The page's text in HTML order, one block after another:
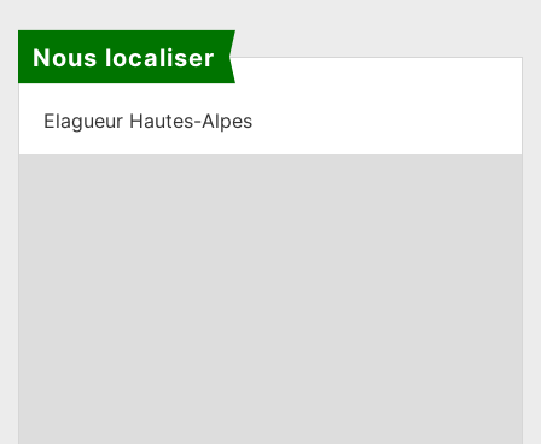
Nous localiser
Elagueur Hautes-Alpes